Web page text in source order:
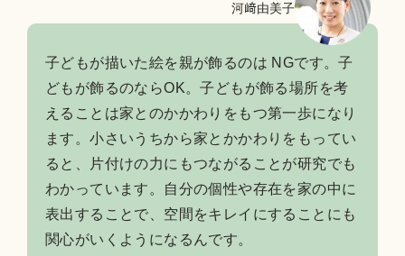
河﨑由美子
子どもが描いた絵を親が飾るのは NGです。子
どもが飾るのならOK。子どもが飾る場所を考
えることは家とのかかわりをもつ第一歩になり
ます。小さいうちから家とかかわりをもってい
ると、片付けの力にもつながることが研究でも
わかっています。自分の個性や存在を家の中に
表出することで、空間をキレイにすることにも
関心がいくようになるんです。